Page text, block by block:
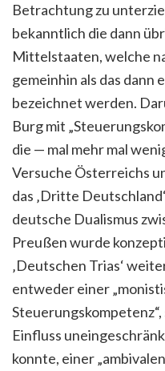
Betrachtung zu
bekanntlich die dann
Mittelstaaten, welche
gemeinhin als das dann
bezeichnet werden.
Burg mit
die — mal mehr mal
Versuche Österreichs
das ‚Dritte
deutsche Dualismus
Preußen wurde
‚Deutschen Trias‘
entweder einer
Einfluss
konnte, einer